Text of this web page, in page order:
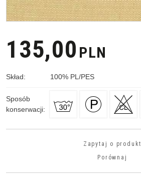
135,00 PLN
Skład: 100% PL/PES
Sposób
konserwacji:
Zapytaj o produkt
Porównaj